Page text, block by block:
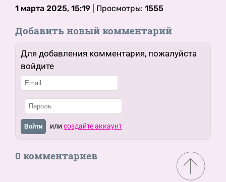
1 марта 2025, 15:19 | Просмотры: 1555
Добавить новый комментарий
Для добавления комментария, пожалуйста
войдите
Войти или создайте аккаунт
0 комментариев